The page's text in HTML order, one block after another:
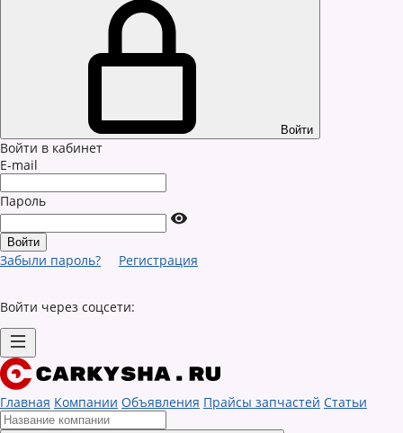
Войти
Войти в кабинет
E-mail
Пароль
Забыли пароль? Регистрация
Войти через соцсети:
Главная Компании Объявления Прайсы запчастей Статьи